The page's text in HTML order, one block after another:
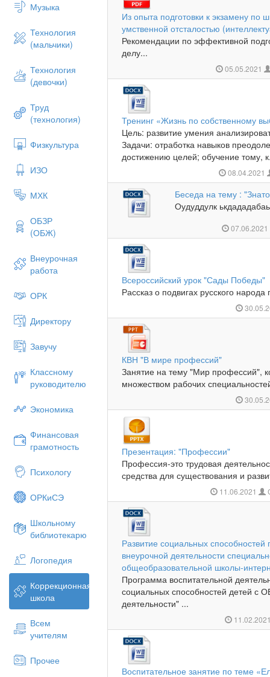
Музыка
Технология
(мальчики)
Технология
(девочки)
Труд
(технология)
Физкультура
ИЗО
МХК
ОБЗР
(ОБЖ)
Внеурочная
работа
ОРК
Директору
Завучу
Классному
руководителю
Экономика
Финансовая
грамотность
Психологу
ОРКиСЭ
Школьному
библиотекарю
Логопедия
Коррекционная
школа
Всем
учителям
Прочее
Из опыта подготовки к экзамену
умственной отсталостью
Рекомендации по эффективной
делу...
05.05.2021
Тренинг «Жизнь по собственному
Цель: развитие умения
Задачи: отработка навыков
достижению целей; обучение тому,
08.04.2021
Беседа на тему :
Оудуддулк
07.06.2021
Всероссийский урок "Сады Победы"
Рассказ о подвигах русского
КВН "В мире профессий"
Занятие на тему "Мир профессий",
множеством рабочих
Презентация: "Профессии"
Профессия-это трудовая
средства для существования и
11.06.2021
Развитие социальных
внеурочной деятельности
общеобразовательной школы-
Программа воспитательной
социальных способностей детей с
деятельности" ...
Воспитательное занятие по теме